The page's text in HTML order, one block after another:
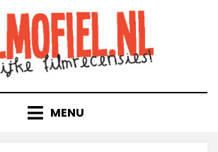
MENU